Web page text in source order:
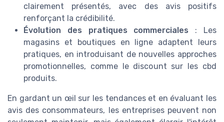
clairement présentés, avec des avis positifs
renforçant la crédibilité.
Évolution des pratiques commerciales : Les
magasins et boutiques en ligne adaptent leurs
pratiques, en introduisant de nouvelles approches
promotionnelles, comme le discount sur les cbd
produits.
En gardant un œil sur les tendances et en évaluant les
avis des consommateurs, les entreprises peuvent non